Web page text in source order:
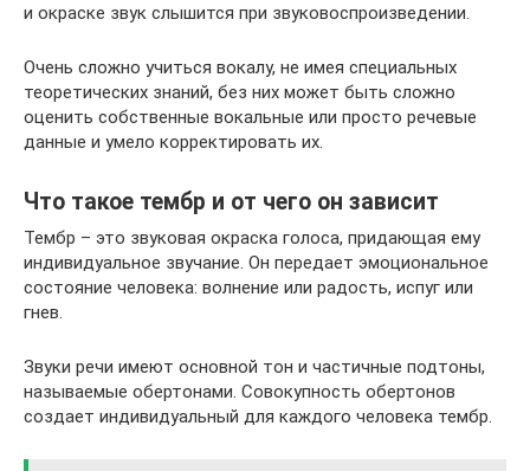
и окраске звук слышится при звуковоспроизведении.
Очень сложно учиться вокалу, не имея специальных
теоретических знаний, без них может быть сложно
оценить собственные вокальные или просто речевые
данные и умело корректировать их.
Что такое тембр и от чего он зависит
Тембр – это звуковая окраска голоса, придающая ему
индивидуальное звучание. Он передает эмоциональное
состояние человека: волнение или радость, испуг или
гнев.
Звуки речи имеют основной тон и частичные подтоны,
называемые обертонами. Совокупность обертонов
создает индивидуальный для каждого человека тембр.